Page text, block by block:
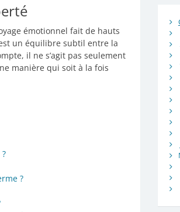
émotionnel fait de hauts
un équilibre subtil entre la
il ne s’agit pas seulement
manière qui soit à la fois
?